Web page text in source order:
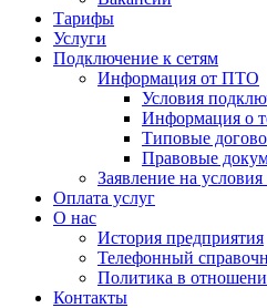
Тарифы
Услуги
Подключение к сетям
Информация от ПТО
Условия
Информация о
Типовые
Правовые
Заявление на
Оплата услуг
О нас
История предприятия
Телефонный
Политика в
Контакты